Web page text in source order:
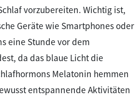
vorzubereiten. Wichtig ist,
Geräte wie Smartphones oder
eine Stunde vor dem
da das blaue Licht die
Melatonin hemmen
entspannende Aktivitäten